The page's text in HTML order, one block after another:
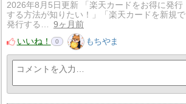
2026年8月5日更新 「楽天カードをお得に発行
する方法が知りたい！」「楽天カードを新規で
発行する…
9ヶ月前
いいね！
0 もちやま